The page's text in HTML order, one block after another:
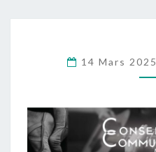
14 Mars 2025